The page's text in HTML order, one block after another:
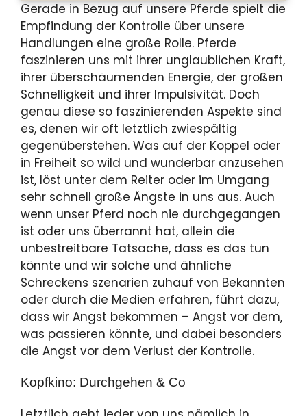
Gerade in Bezug auf unsere Pferde spielt die
Empfindung der Kontrolle über unsere
Handlungen eine große Rolle. Pferde
faszinieren uns mit ihrer unglaublichen Kraft,
ihrer überschäumenden Energie, der großen
Schnelligkeit und ihrer Impulsivität. Doch
genau diese so faszinierenden Aspekte sind
es, denen wir oft letztlich zwiespältig
gegenüberstehen. Was auf der Koppel oder
in Freiheit so wild und wunderbar anzusehen
ist, löst unter dem Reiter oder im Umgang
sehr schnell große Ängste in uns aus. Auch
wenn unser Pferd noch nie durchgegangen
ist oder uns überrannt hat, allein die
unbestreitbare Tatsache, dass es das tun
könnte und wir solche und ähnliche
Schreckens szenarien zuhauf von Bekannten
oder durch die Medien erfahren, führt dazu,
dass wir Angst bekommen – Angst vor dem,
was passieren könnte, und dabei besonders
die Angst vor dem Verlust der Kontrolle.
Kopfkino: Durchgehen & Co